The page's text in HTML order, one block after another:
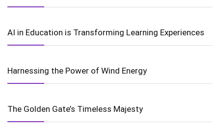
AI in Education is Transforming Learning Experiences
Harnessing the Power of Wind Energy
The Golden Gate’s Timeless Majesty